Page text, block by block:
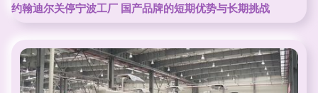
约翰迪尔关停宁波工厂 国产品牌的短期优势与长期挑战